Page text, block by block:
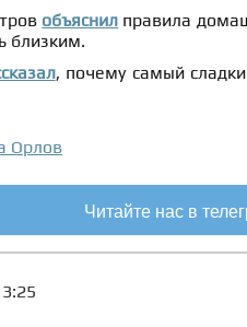
объяснил правила
близким.
, почему самый
Орлов
Читайте нас в